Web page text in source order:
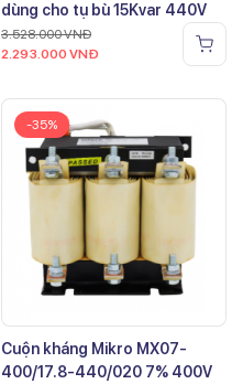
dùng cho tụ bù 15Kvar 440V
3.528.000VNĐ
2.293.000 VNĐ
-35%
Cuộn kháng Mikro MX07-
400/17.8-440/020 7% 400V